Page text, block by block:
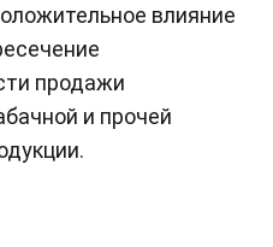
влияние
продажи
и прочей